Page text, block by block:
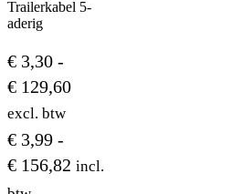
Trailerkabel 5-
aderig
€ 3,30 -
€ 129,60Prijsklasse:
€ 129,60
excl. btw
€ 3,99 -
€ 156,82 Prijsklasse:
incl.